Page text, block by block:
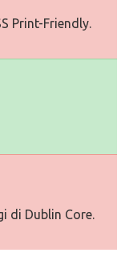
Print-Friendly.
di Dublin Core.